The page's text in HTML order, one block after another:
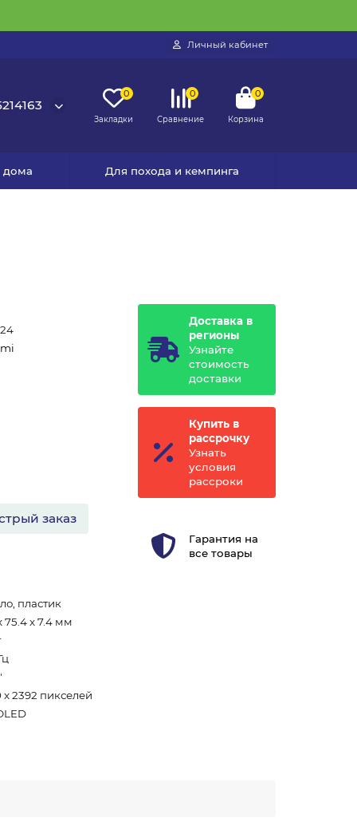
Личный кабинет
0
Закладки
0
Сравнение
0
Корзина
дома Для похода и кемпинга
заказ
пластик
75.4 x 7.4 мм
x 2392 пикселей
Доставка в
регионы
Узнайте
стоимость
доставки
Купить в
рассрочку
Узнать
условия
рассроки
Гарантия на
все товары